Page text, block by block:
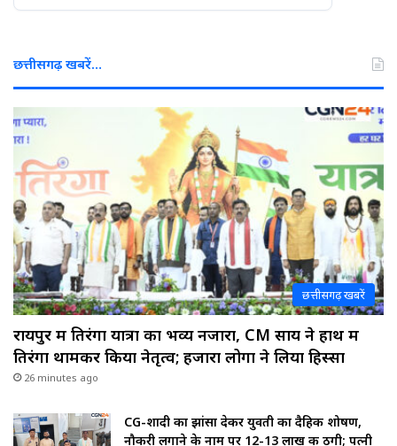
छत्तीसगढ़ खबरें…
छत्तीसगढ़ खबरें
रायपुर में तिरंगा यात्रा का भव्य नजारा, CM साय ने हाथ में
तिरंगा थामकर किया नेतृत्व; हजारों लोगों ने लिया हिस्सा
26 minutes ago
CG-शादी का झांसा देकर युवती का दैहिक शोषण,
नौकरी लगाने के नाम पर 12-13 लाख की ठगी; पत्नी